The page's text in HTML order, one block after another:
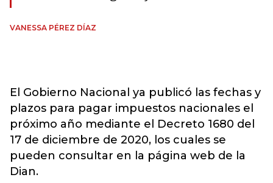
VANESSA PÉREZ DÍAZ
El Gobierno Nacional ya publicó las fechas y
plazos para pagar impuestos nacionales el
próximo año mediante el Decreto 1680 del
17 de diciembre de 2020, los cuales se
pueden consultar en la página web de la
Dian.